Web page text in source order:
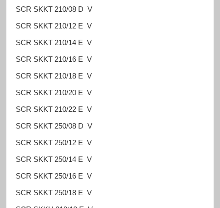
SCR SKKT 210/08 D V
SCR SKKT 210/12 E V
SCR SKKT 210/14 E V
SCR SKKT 210/16 E V
SCR SKKT 210/18 E V
SCR SKKT 210/20 E V
SCR SKKT 210/22 E V
SCR SKKT 250/08 D V
SCR SKKT 250/12 E V
SCR SKKT 250/14 E V
SCR SKKT 250/16 E V
SCR SKKT 250/18 E V